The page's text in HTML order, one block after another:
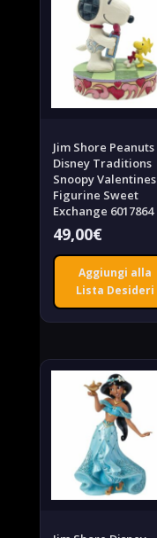
Jim Shore Peanuts
Disney Traditions
Snoopy Valentines
Figurine Sweet
Exchange 6017864
49,00€
Aggiungi alla
Lista Desideri